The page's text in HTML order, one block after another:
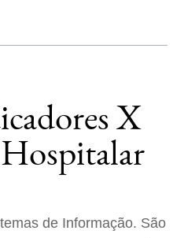
X
de Informação. São